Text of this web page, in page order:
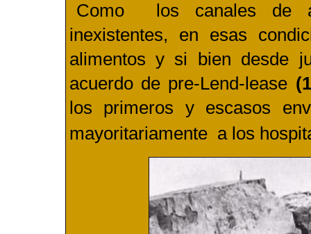
Como los canales de
inexistentes, en esas
alimentos y si bien desde
acuerdo de pre-Lend-lease
los primeros y escasos
mayoritariamente a los